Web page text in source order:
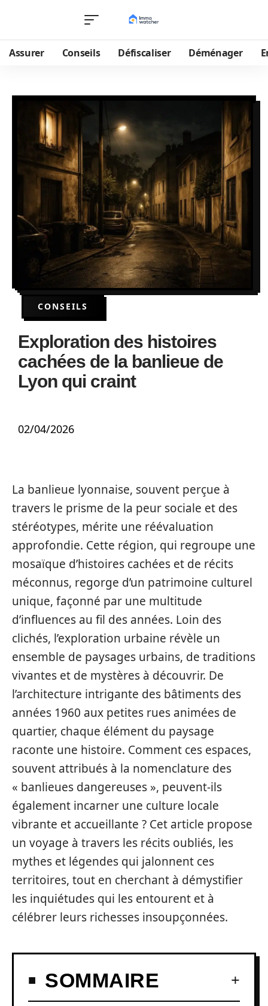
Assurer Conseils Défiscaliser Déménager
CONSEILS
Exploration des histoires
cachées de la banlieue de
Lyon qui craint
02/04/2026
La banlieue lyonnaise, souvent perçue à
travers le prisme de la peur sociale et des
stéréotypes, mérite une réévaluation
approfondie. Cette région, qui regroupe une
mosaïque d’histoires cachées et de récits
méconnus, regorge d’un patrimoine culturel
unique, façonné par une multitude
d’influences au fil des années. Loin des
clichés, l’exploration urbaine révèle un
ensemble de paysages urbains, de traditions
vivantes et de mystères à découvrir. De
l’architecture intrigante des bâtiments des
années 1960 aux petites rues animées de
quartier, chaque élément du paysage
raconte une histoire. Comment ces espaces,
souvent attribués à la nomenclature des
« banlieues dangereuses », peuvent-ils
également incarner une culture locale
vibrante et accueillante ? Cet article propose
un voyage à travers les récits oubliés, les
mythes et légendes qui jalonnent ces
territoires, tout en cherchant à démystifier
les inquiétudes qui les entourent et à
célébrer leurs richesses insoupçonnées.
SOMMAIRE